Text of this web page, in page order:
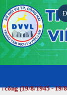
8/1945 - 19/8/